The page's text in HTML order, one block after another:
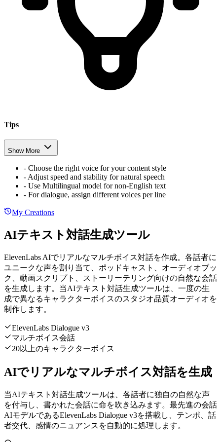
Tips
Show More
- Choose the right voice for your content style
- Adjust speed and stability for natural speech
- Use Multilingual model for non-English text
- For dialogue, assign different voices per line
My Creations
AIテキスト対話生成ツール
ElevenLabs AIでリアルなマルチボイス対話を作成。各話者に
ユニークな声を割り当て、ポッドキャスト、オーディオブッ
ク、動画スクリプト、ストーリーテリング向けの自然な会話
を生成します。当AIテキスト対話生成ツールは、一度の生
成で異なるキャラクターボイスのスタジオ品質オーディオを
制作します。
ElevenLabs Dialogue v3
マルチボイス会話
20以上のキャラクターボイス
AIでリアルなマルチボイス対話を生成
当AIテキスト対話生成ツールは、各話者に独自の自然な声
を付与し、書かれた会話に命を吹き込みます。最先進の会話
AIモデルであるElevenLabs Dialogue v3を搭載し、テンポ、話
者交代、感情のニュアンスを自動的に処理します。